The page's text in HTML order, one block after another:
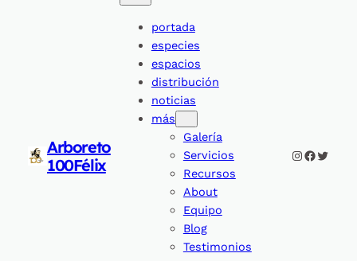
Arboreto
100Félix
portada
especies
espacios
distribución
noticias
más
Galería
Servicios
Recursos
About
Equipo
Blog
Testimonios
Instagram